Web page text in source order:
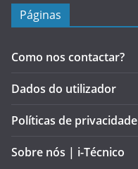
Páginas
Como nos contactar?
Dados do utilizador
Políticas de privacidade
Sobre nós | i-Técnico